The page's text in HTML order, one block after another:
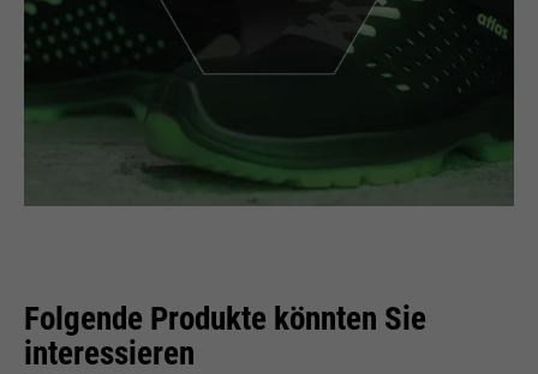
Folgende Produkte könnten Sie
interessieren